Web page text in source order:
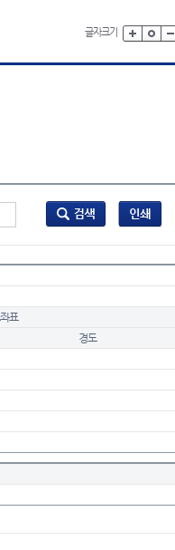
글자크기
표
경도